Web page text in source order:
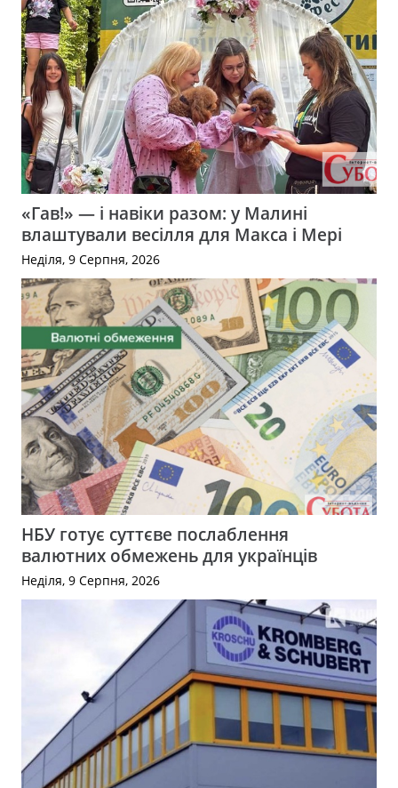
«Гав!» — і навіки разом: у Малині
влаштували весілля для Макса і Мері
Неділя, 9 Серпня, 2026
НБУ готує суттєве послаблення
валютних обмежень для українців
Неділя, 9 Серпня, 2026